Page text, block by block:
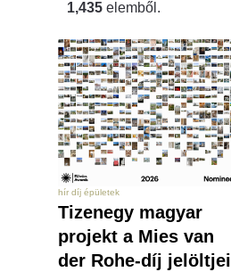
1,435 elemből.
hír díj épületek
Tizenegy magyar
projekt a Mies van
der Rohe-díj jelöltjei